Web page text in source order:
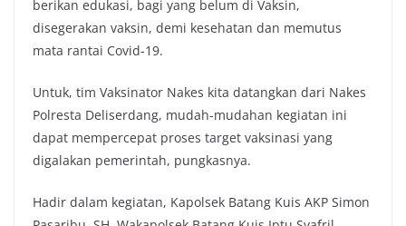
berikan edukasi, bagi yang belum di Vaksin,
disegerakan vaksin, demi kesehatan dan memutus
mata rantai Covid-19.
Untuk, tim Vaksinator Nakes kita datangkan dari Nakes
Polresta Deliserdang, mudah-mudahan kegiatan ini
dapat mempercepat proses target vaksinasi yang
digalakan pemerintah, pungkasnya.
Hadir dalam kegiatan, Kapolsek Batang Kuis AKP Simon